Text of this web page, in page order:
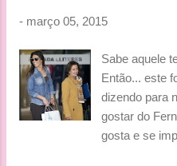
que podía leerse
que ponga juntos
salida de F1 con
dije a mí mismo
todavía quiero
dicho que dice
cuando vi la
- março 05, 2015
Sabe aquele
Então... este
dizendo para
gostar do
gosta e se